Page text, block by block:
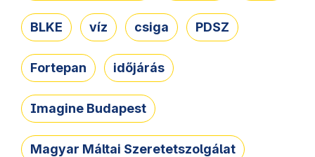
BLKE víz csiga PDSZ
Fortepan időjárás
Imagine Budapest
Magyar Máltai Szeretetszolgálat